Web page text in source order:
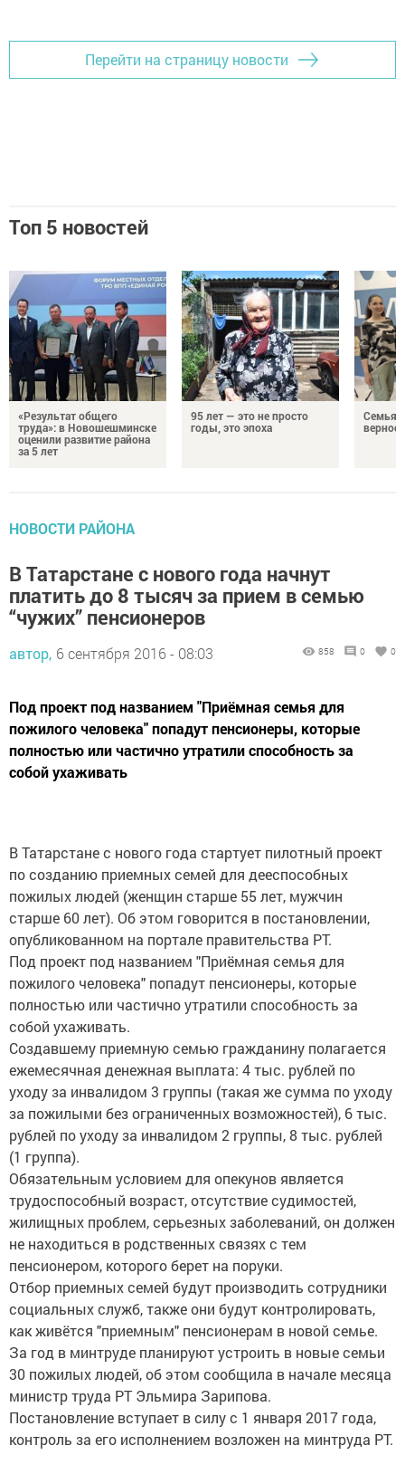
Перейти на страницу новости
Топ 5 новостей
«Результат общего
труда»: в Новошешминске
оценили развитие района
за 5 лет
95 лет — это не просто
годы, это эпоха
Семья
НОВОСТИ РАЙОНА
В Татарстане с нового года начнут
платить до 8 тысяч за прием в семью
“чужих” пенсионеров
автор, 6 сентября 2016 - 08:03 858 0 0
Под проект под названием "Приёмная семья для
пожилого человека" попадут пенсионеры, которые
полностью или частично утратили способность за
собой ухаживать
В Татарстане с нового года стартует пилотный проект
по созданию приемных семей для дееспособных
пожилых людей (женщин старше 55 лет, мужчин
старше 60 лет). Об этом говорится в постановлении,
опубликованном на портале правительства РТ.
Под проект под названием "Приёмная семья для
пожилого человека" попадут пенсионеры, которые
полностью или частично утратили способность за
собой ухаживать.
Создавшему приемную семью гражданину полагается
ежемесячная денежная выплата: 4 тыс. рублей по
уходу за инвалидом 3 группы (такая же сумма по уходу
за пожилыми без ограниченных возможностей), 6 тыс.
рублей по уходу за инвалидом 2 группы, 8 тыс. рублей
(1 группа).
Обязательным условием для опекунов является
трудоспособный возраст, отсутствие судимостей,
жилищных проблем, серьезных заболеваний, он должен
не находиться в родственных связях с тем
пенсионером, которого берет на поруки.
Отбор приемных семей будут производить сотрудники
социальных служб, также они будут контролировать,
как живётся "приемным" пенсионерам в новой семье.
За год в минтруде планируют устроить в новые семьи
30 пожилых людей, об этом сообщила в начале месяца
министр труда РТ Эльмира Зарипова.
Постановление вступает в силу с 1 января 2017 года,
контроль за его исполнением возложен на минтруда РТ.